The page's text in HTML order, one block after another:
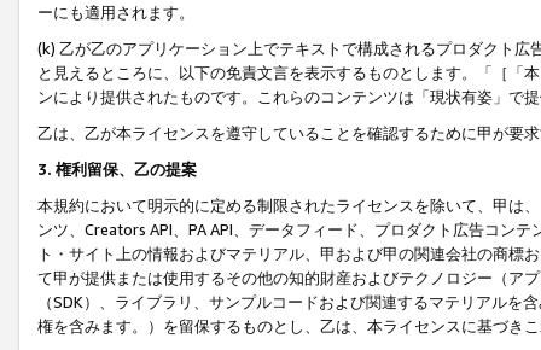
ーにも適用されます。
(k) 乙が乙のアプリケーション上でテキストで構成されるプロダクト
と見えるところに、以下の免責文言を表示するものとします。「［「
ンにより提供されたものです。これらのコンテンツは「現状有姿」で
乙は、乙が本ライセンスを遵守していることを確認するために甲が要
3. 権利留保、乙の提案
本規約において明示的に定める制限されたライセンスを除いて、甲は
ンツ、Creators API、PA API、データフィード、プロダクト広告コン
ト・サイト上の情報およびマテリアル、甲および甲の関連会社の商
て甲が提供または使用するその他の知的財産およびテクノロジー（ア
（SDK）、ライブラリ、サンプルコードおよび関連するマテリアル
権を含みます。）を留保するものとし、乙は、本ライセンスに基づき